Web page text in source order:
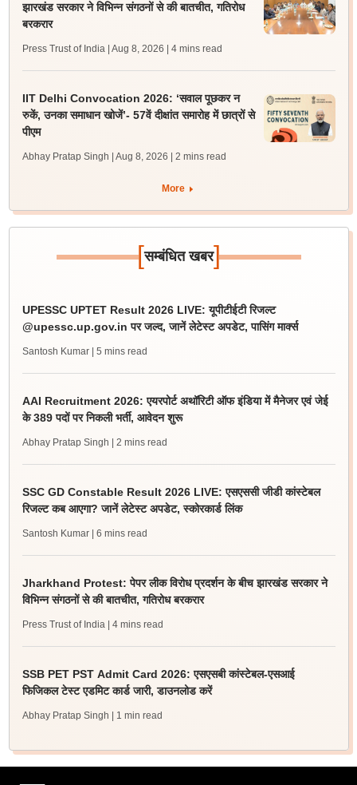
झारखंड सरकार ने विभिन्न संगठनों से की बातचीत, गतिरोध
बरकरार
Press Trust of India | Aug 8, 2026 | 4 mins read
IIT Delhi Convocation 2026: ‘सवाल पूछकर न
रुकें, उनका समाधान खोजें’- 57वें दीक्षांत समारोह में छात्रों से
पीएम
Abhay Pratap Singh | Aug 8, 2026 | 2 mins read
More
[सम्बंधित खबर]
UPESSC UPTET Result 2026 LIVE: यूपीटीईटी रिजल्ट
@upessc.up.gov.in पर जल्द, जानें लेटेस्ट अपडेट, पासिंग मार्क्स
Santosh Kumar | 5 mins read
AAI Recruitment 2026: एयरपोर्ट अथॉरिटी ऑफ इंडिया में मैनेजर एवं जेई
के 389 पदों पर निकली भर्ती, आवेदन शुरू
Abhay Pratap Singh | 2 mins read
SSC GD Constable Result 2026 LIVE: एसएससी जीडी कांस्टेबल
रिजल्ट कब आएगा? जानें लेटेस्ट अपडेट, स्कोरकार्ड लिंक
Santosh Kumar | 6 mins read
Jharkhand Protest: पेपर लीक विरोध प्रदर्शन के बीच झारखंड सरकार ने
विभिन्न संगठनों से की बातचीत, गतिरोध बरकरार
Press Trust of India | 4 mins read
SSB PET PST Admit Card 2026: एसएसबी कांस्टेबल-एसआई
फिजिकल टेस्ट एडमिट कार्ड जारी, डाउनलोड करें
Abhay Pratap Singh | 1 min read